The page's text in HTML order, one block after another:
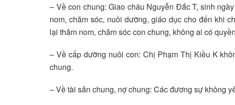
– Về con chung: Giao cháu Nguyễn Đắc T, sinh
nom, chăm sóc, nuôi dưỡng, giáo dục cho đến khi
lại thăm nom, chăm sóc con chung, không ai có
– Về cấp dưỡng nuôi con: Chị Phạm Thị Kiều K
chung.
– Về tài sản chung, nợ chung: Các đương sự không